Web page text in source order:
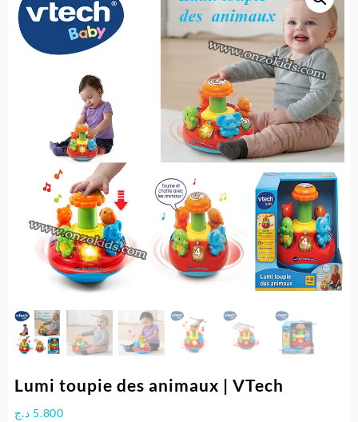
Lumi toupie des animaux | VTech
5.800 د.ج